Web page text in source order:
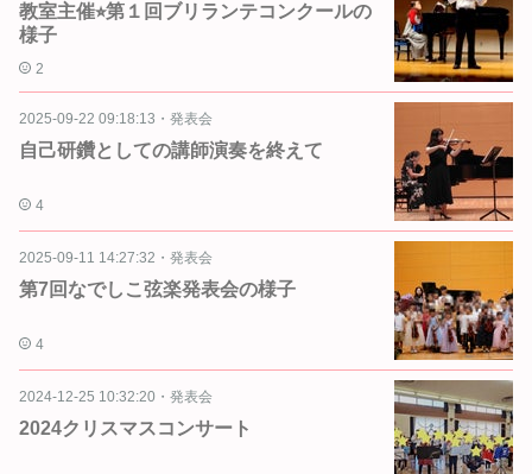
教室主催⭐︎第１回ブリランテコンクールの
様子
2
2025-09-22 09:18:13 ・ 発表会
自己研鑽としての講師演奏を終えて
4
2025-09-11 14:27:32 ・ 発表会
第7回なでしこ弦楽発表会の様子
4
2024-12-25 10:32:20 ・ 発表会
2024クリスマスコンサート